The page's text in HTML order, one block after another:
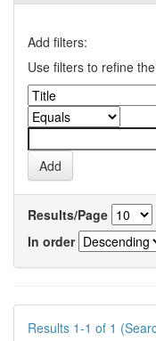
Add filters:
Use filters to refine
Results/Page
In order
Results 1-1 of 1